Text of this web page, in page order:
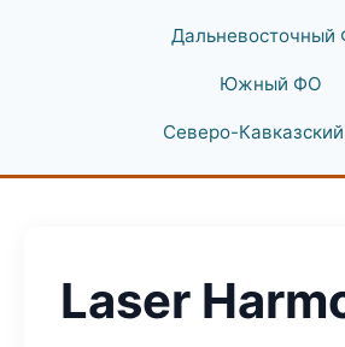
Дальневосточный
Южный ФО
Северо-
Laser